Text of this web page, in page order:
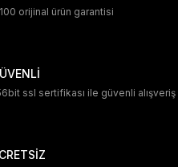
orijinal ürün garantisi
ssl sertifikası ile güvenli alışveriş